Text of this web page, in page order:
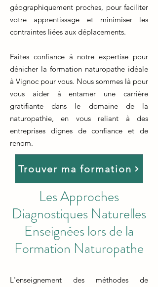
géographiquement proches, pour faciliter
votre apprentissage et minimiser les
contraintes liées aux déplacements.
Faites confiance à notre expertise pour
dénicher la formation naturopathe idéale
à Vignoc pour vous. Nous sommes là pour
vous aider à entamer une carrière
gratifiante dans le domaine de la
naturopathie, en vous reliant à des
entreprises dignes de confiance et de
renom.
Trouver ma formation
Les Approches
Diagnostiques Naturelles
Enseignées lors de la
Formation Naturopathe
L'enseignement des méthodes de